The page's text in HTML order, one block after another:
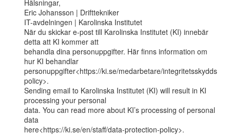
Hälsningar,
Eric Johansson | Drifttekniker
IT-avdelningen | Karolinska Institutet
När du skickar e-post till Karolinska Institutet (KI) innebär
detta att KI kommer att
behandla dina personuppgifter. Här finns information om
hur KI behandlar
personuppgifter<https://ki.se/medarbetare/integritetsskydds
policy>.
Sending email to Karolinska Institutet (KI) will result in KI
processing your personal
data. You can read more about KI’s processing of personal
data
here<https://ki.se/en/staff/data-protection-policy>.